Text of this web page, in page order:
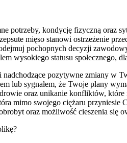
potrzeby, kondycję fizyczną oraz
mięso stanowi ostrzeżenie
pochopnych decyzji
wysokiego statusu społecznego,
nadchodzące pozytywne zmiany w
lub sygnałem, że Twoje plany
oraz unikanie konfliktów,
mimo swojego ciężaru przyniesie
oraz możliwość cieszenia się